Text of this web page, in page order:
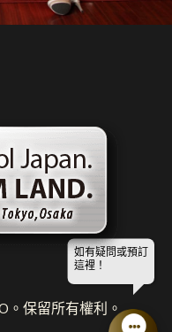
如有疑問或預訂
這裡！
。保留所有權利。.